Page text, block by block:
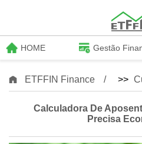
HOME Gestão
ETFFIN Finance >>
Calculadora De
Precisa